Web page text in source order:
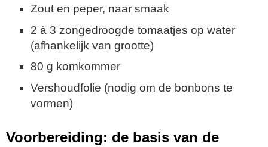
Zout en peper, naar smaak
2 à 3 zongedroogde tomaatjes op water
(afhankelijk van grootte)
80 g komkommer
Vershoudfolie (nodig om de bonbons te
vormen)
Voorbereiding: de basis van de